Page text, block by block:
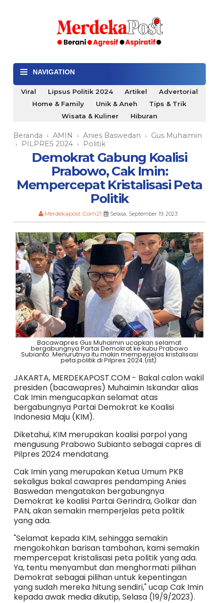
≡ NAVIGATION
Viral Lipsus Politik 2024 Artikel
Advertorial
Home & Family
Unik & Aneh
Tips & Trik
Wisata & Kuliner
Hiburan
Beranda › AMIN › Anies Baswedan › Gus Muhaimin
› PILPRES 2024 › Politik
Demokrat Gabung Koalisi
Prabowo, Cak Imin:
Mempercepat Kristalisasi Peta
Politik
Merdekapost.Com21 Selasa, September 19, 2023
Bacawapres Gus Muhaimin ucapkan selamat
bergabungnya Partai Demokrat ke kubu Prabowo
Subianto. Menurutnya itu makin memperjelas kristalisasi
peta politik di Pilpres 2024.(ist)
JAKARTA, MERDEKAPOST.COM - Bakal calon wakil
presiden (bacawapres) Muhaimin Iskandar alias
Cak Imin mengucapkan selamat atas
bergabungnya Partai Demokrat ke Koalisi
Indonesia Maju (KIM).
Diketahui, KIM merupakan koalisi parpol yang
mengusung Prabowo Subianto sebagai capres di
Pilpres 2024 mendatang.
Cak Imin yang merupakan Ketua Umum PKB
sekaligus bakal cawapres pendamping Anies
Baswedan mengatakan bergabungnya
Demokrat ke koalisi Partai Gerindra, Golkar dan
PAN, akan semakin memperjelas peta politik
yang ada.
"Selamat kepada KIM, sehingga semakin
mengokohkan barisan tambahan, kami semakin
mempercepat kristalisasi peta politik yang ada.
Ya, tentu menyambut dan menghormati pilihan
Demokrat sebagai pilihan untuk kepentingan
yang sudah mereka hitung sendiri," ucap Cak Imin
kepada awak media dikutip, Selasa (19/9/2023).